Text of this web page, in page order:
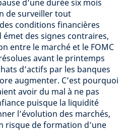
d’une durée six mois
de surveiller tout
conditions financières
émet des signes contraires,
entre le marché et le FOMC
avant le printemps
d’actifs par les banques
augmenter. C’est pourquoi
avoir du mal à ne pas
puisque la liquidité
l’évolution des marchés,
risque de formation d’une